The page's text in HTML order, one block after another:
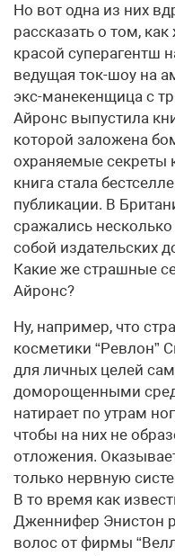
Но вот одна из них
рассказать о том,
красой суперагентш
ведущая ток-шоу на
экс-манекенщица с
Айронс выпустила
которой заложена
охраняемые секреты
книга стала
публикации. В
сражались
собой издательских
Какие же страшные
Айронс?
Ну, например, что
косметики “Ревлон”
для личных целей
доморощенными
натирает по утрам
чтобы на них не
отложения.
только нервную
В то время как
Дженнифер Энистон
волос от фирмы